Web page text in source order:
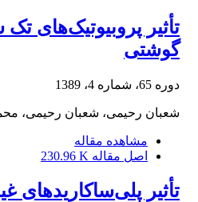
تأثیر پروبیوتیک‌های
گوشتی
دوره 65، شماره 4، 1389
شعبان رحیمی، شعبان رحیمی،
مشاهده مقاله
اصل مقاله 230.96 K
تأثیر